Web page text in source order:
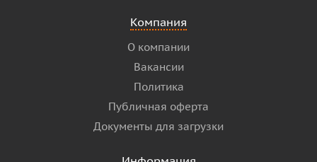
Компания
О компании
Вакансии
Политика
Публичная оферта
Документы для загрузки